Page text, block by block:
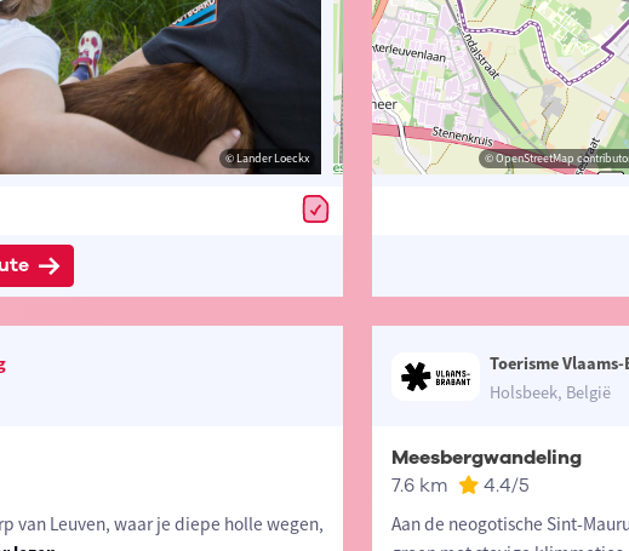
© Lander Loeckx © OpenStreetMap contributors,
© Lander Loeckx © OpenStreetMap
van Leuven, waar je diepe holle wegen,
Toerisme
Holsbeek, België
Meesbergwandeling
7.6 km 4.4/5
Aan de neogotische Sint-